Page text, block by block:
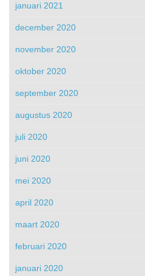
januari 2021
december 2020
november 2020
oktober 2020
september 2020
augustus 2020
juli 2020
juni 2020
mei 2020
april 2020
maart 2020
februari 2020
januari 2020